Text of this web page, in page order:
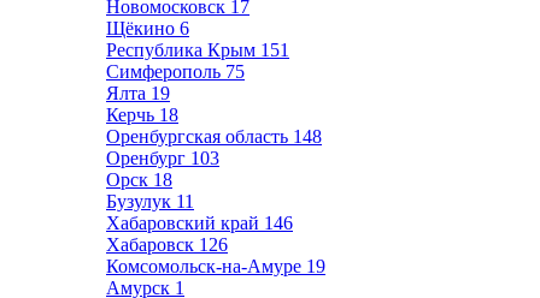
Новомосковск 17
Щёкино 6
Республика Крым 151
Симферополь 75
Ялта 19
Керчь 18
Оренбургская область 148
Оренбург 103
Орск 18
Бузулук 11
Хабаровский край 146
Хабаровск 126
Комсомольск-на-Амуре 19
Амурск 1